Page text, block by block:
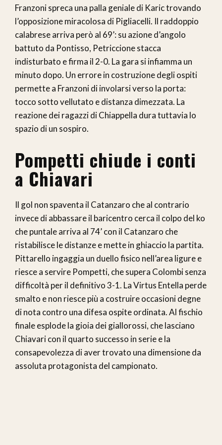
Franzoni spreca una palla geniale di Karic trovando
l’opposizione miracolosa di Pigliacelli. Il raddoppio
calabrese arriva però al 69’: su azione d’angolo
battuto da Pontisso, Petriccione stacca
indisturbato e firma il 2-0. La gara si infiamma un
minuto dopo. Un errore in costruzione degli ospiti
permette a Franzoni di involarsi verso la porta:
tocco sotto vellutato e distanza dimezzata. La
reazione dei ragazzi di Chiappella dura tuttavia lo
spazio di un sospiro.
Pompetti chiude i conti
a Chiavari
Il gol non spaventa il Catanzaro che al contrario
invece di abbassare il baricentro cerca il colpo del ko
che puntale arriva al 74’ con il Catanzaro che
ristabilisce le distanze e mette in ghiaccio la partita.
Pittarello ingaggia un duello fisico nell’area ligure e
riesce a servire Pompetti, che supera Colombi senza
difficoltà per il definitivo 3-1. La Virtus Entella perde
smalto e non riesce più a costruire occasioni degne
di nota contro una difesa ospite ordinata. Al fischio
finale esplode la gioia dei giallorossi, che lasciano
Chiavari con il quarto successo in serie e la
consapevolezza di aver trovato una dimensione da
assoluta protagonista del campionato.